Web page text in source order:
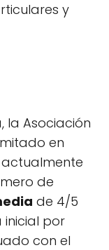
y
la Asociación
en
actualmente
de
de 4/5
inicial por
con el